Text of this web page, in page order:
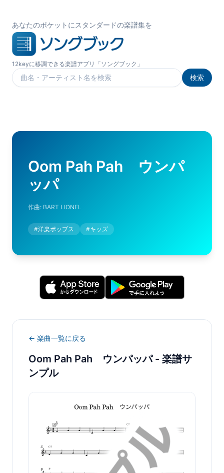
あなたのポケットにスタンダードの楽譜集を
12keyに移調できる楽譜アプリ「ソングブック」
楽曲を検索
検索
Oom Pah Pah ウンパ
ッパ
作曲: BART LIONEL
#洋楽ポップス #キッズ
← 楽曲一覧に戻る
Oom Pah Pah ウンパッパ- 楽譜サ
ンプル